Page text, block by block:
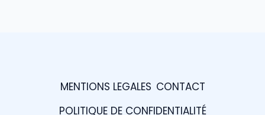
MENTIONS LEGALES CONTACT
POLITIQUE DE CONFIDENTIALITÉ